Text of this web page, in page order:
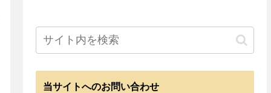
当サイトへのお問い合わせ